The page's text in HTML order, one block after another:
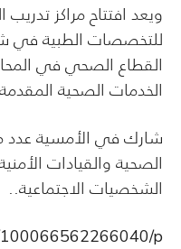
ويعد افتتاح مراكز
للتخصصات الطبية في
القطاع الصحي في
الخدمات الصحية
شارك في الأمسية عدد
الصحية والقيادات
الشخصيات الاجتماعية..
p